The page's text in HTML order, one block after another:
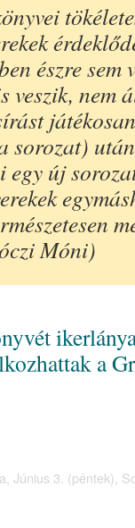
észre sem
veszik, nem
sorozat)
új
Móni)
a
Június 3. (péntek)